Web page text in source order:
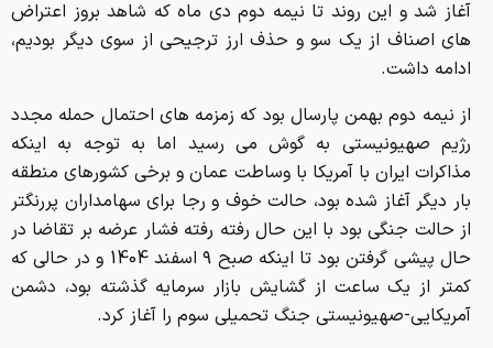
آغاز شد و این روند تا نیمه دوم دی ماه که شاهد بروز اعتراض
های اصناف از یک سو و حذف ارز ترجیحی از سوی دیگر بودیم،
ادامه داشت.
از نیمه دوم بهمن پارسال بود که زمزمه های احتمال حمله مجدد
رژیم صهیونیستی به گوش می رسید اما به توجه به اینکه
مذاکرات ایران با آمریکا با وساطت عمان و برخی کشورهای منطقه
بار دیگر آغاز شده بود، حالت خوف و رجا برای سهامداران پررنگتر
از حالت جنگی بود با این حال رفته رفته فشار عرضه بر تقاضا در
حال پیشی گرفتن بود تا اینکه صبح ۹ اسفند 1404 و در حالی که
کمتر از یک ساعت از گشایش بازار سرمایه گذشته بود، دشمن
آمریکایی-صهیونیستی جنگ تحمیلی سوم را آغاز کرد.